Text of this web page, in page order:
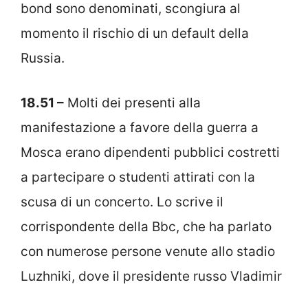
bond sono denominati, scongiura al
momento il rischio di un default della
Russia.
18.51 – Molti dei presenti alla
manifestazione a favore della guerra a
Mosca erano dipendenti pubblici costretti
a partecipare o studenti attirati con la
scusa di un concerto. Lo scrive il
corrispondente della Bbc, che ha parlato
con numerose persone venute allo stadio
Luzhniki, dove il presidente russo Vladimir